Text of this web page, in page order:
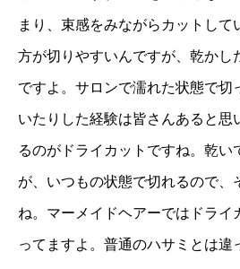
まり、束感をみながらカットして
方が切りやすいんですが、乾かし
ですよ。サロンで濡れた状態で切
いたりした経験は皆さんあると思
るのがドライカットですね。乾い
が、いつもの状態で切れるので、
ね。マーメイドヘアーではドライ
ってますよ。普通のハサミとは違